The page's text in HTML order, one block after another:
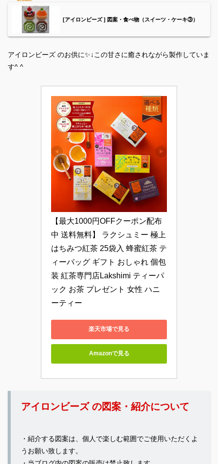
[アイロンビーズ ] 図案・食べ物（スイーツ・ケーキ③）
アイロンビーズ のお供に✨↓この甘さに癒されながら製作していま
す^ ^
【最大1000円OFFクーポン配布
中 送料無料】 ラクシュミー 極上
はちみつ紅茶 25袋入 蜂蜜紅茶 テ
ィーバッグ ギフト おしゃれ 個包
装 紅茶専門店Lakshimi ティーパ
ック お茶 プレゼント 女性 ハニ
ーティー
楽天市場で見る
Amazonで見る
アイロンビーズ の図案・紹介について
・紹介する図案は、個人で楽しむ範囲でご使用いただくよ
うお願い致します。